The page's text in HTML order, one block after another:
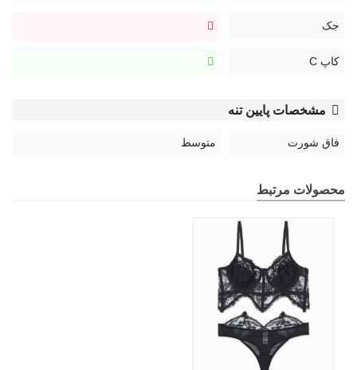
جک
کاپ C
مشخصات پایین تنه
فاق شورت متوسط
محصولات مرتبط